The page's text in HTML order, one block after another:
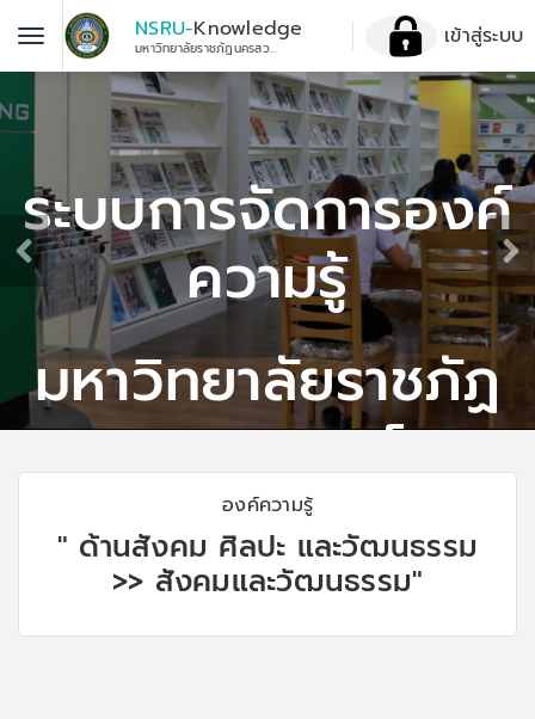
NSRU-Knowledge
มหาวิทยาลัยราชภัฏนครสวรรค์ เข้าสู่ระบบ
ระบบการจัดการองค์
ความรู้
มหาวิทยาลัยราชภัฏ
นครสวรรค์
องค์ความรู้
" ด้านสังคม ศิลปะ และวัฒนธรรม
>> สังคมและวัฒนธรรม"